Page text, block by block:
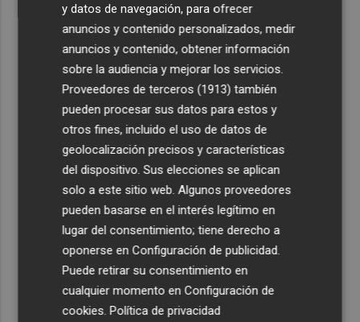
y datos de navegación, para ofrecer
anuncios y contenido personalizados, medir
anuncios y contenido, obtener información
sobre la audiencia y mejorar los servicios.
Proveedores de terceros (1913) también
pueden procesar sus datos para estos y
otros fines, incluido el uso de datos de
geolocalización precisos y características
del dispositivo. Sus elecciones se aplican
solo a este sitio web. Algunos proveedores
pueden basarse en el interés legítimo en
lugar del consentimiento; tiene derecho a
oponerse enConfiguración de publicidad.
Puede retirar su consentimiento en
cualquier momento enConfiguración de
cookies.Política de privacidad